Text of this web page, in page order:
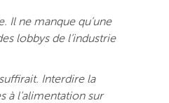
Il ne manque qu’une
lobbys de l’industrie
Interdire la
à l’alimentation sur